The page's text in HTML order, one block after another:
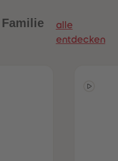
alle
entdecken